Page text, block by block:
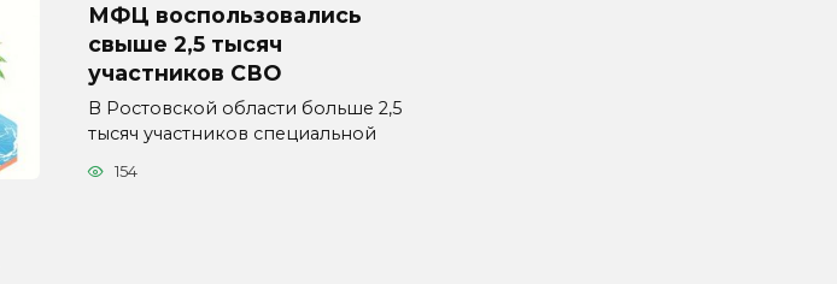
МФЦ воспользовались
свыше 2,5 тысяч
участников СВО
В Ростовской области больше 2,5
тысяч участников специальной
154